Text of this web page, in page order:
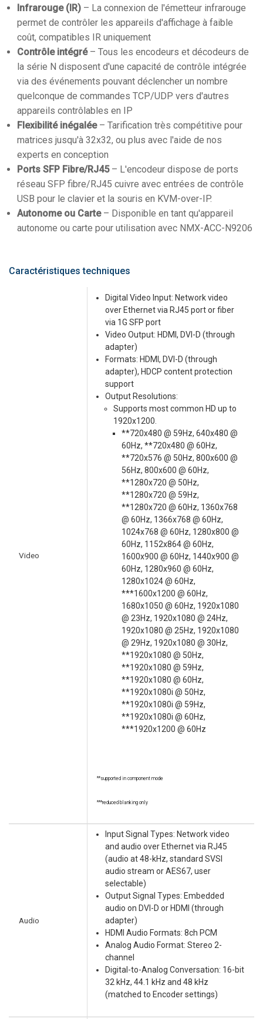
Infrarouge (IR) – La connexion de l'émetteur infrarouge
permet de contrôler les appareils d'affichage à faible
coût, compatibles IR uniquement
Contrôle intégré– Tous les encodeurs et décodeurs de
la série N disposent d'une capacité de contrôle intégrée
via des événements pouvant déclencher un nombre
quelconque de commandes TCP/UDP vers d'autres
appareils contrôlables en IP
Flexibilité inégalée– Tarification très compétitive pour
matrices jusqu'à 32x32, ou plus avec l'aide de nos
experts en conception
Ports SFP Fibre/RJ45– L'encodeur dispose de ports
réseau SFP fibre/RJ45 cuivre avec entrées de contrôle
USB pour le clavier et la souris en KVM-over-IP.
Autonome ou Carte– Disponible en tant qu'appareil
autonome ou carte pour utilisation avec NMX-ACC-N9206
Caractéristiques techniques
Video
Digital Video Input: Network video
over Ethernet via RJ45 port or fiber
via 1G SFP port
Video Output: HDMI, DVI-D (through
adapter)
Formats: HDMI, DVI-D (through
adapter), HDCP content protection
support
Output Resolutions:
Supports most common HD up to
1920x1200.
**720x480 @ 59Hz, 640x480 @
60Hz, **720x480 @ 60Hz,
**720x576 @ 50Hz, 800x600 @
56Hz, 800x600 @ 60Hz,
**1280x720 @ 50Hz,
**1280x720 @ 59Hz,
**1280x720 @ 60Hz, 1360x768
@ 60Hz, 1366x768 @ 60Hz,
1024x768 @ 60Hz, 1280x800 @
60Hz, 1152x864 @ 60Hz,
1600x900 @ 60Hz, 1440x900 @
60Hz, 1280x960 @ 60Hz,
1280x1024 @ 60Hz,
***1600x1200 @ 60Hz,
1680x1050 @ 60Hz, 1920x1080
@ 23Hz, 1920x1080 @ 24Hz,
1920x1080 @ 25Hz, 1920x1080
@ 29Hz, 1920x1080 @ 30Hz,
**1920x1080 @ 50Hz,
**1920x1080 @ 59Hz,
**1920x1080 @ 60Hz,
**1920x1080i @ 50Hz,
**1920x1080i @ 59Hz,
**1920x1080i @ 60Hz,
***1920x1200 @ 60Hz
**supported in component mode
***reduced blanking only
Audio
Input Signal Types: Network video
and audio over Ethernet via RJ45
(audio at 48-kHz, standard SVSI
audio stream or AES67, user
selectable)
Output Signal Types: Embedded
audio on DVI-D or HDMI (through
adapter)
HDMI Audio Formats: 8ch PCM
Analog Audio Format: Stereo 2-
channel
Digital-to-Analog Conversation: 16-bit
32 kHz, 44.1 kHz and 48 kHz
(matched to Encoder settings)